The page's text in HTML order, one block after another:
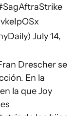
July 14,
Drescher se
En la
la que Joy